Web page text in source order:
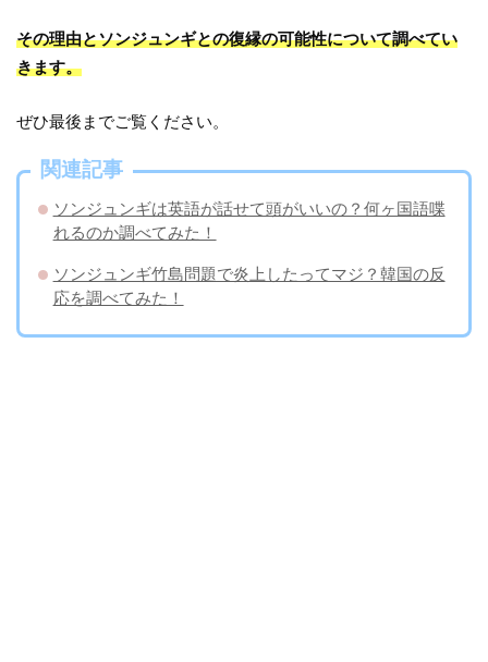
その理由とソンジュンギとの復縁の可能性について調べてい
きます。
ぜひ最後までご覧ください。
関連記事
ソンジュンギは英語が話せて頭がいいの？何ヶ国語喋
れるのか調べてみた！
ソンジュンギ竹島問題で炎上したってマジ？韓国の反
応を調べてみた！